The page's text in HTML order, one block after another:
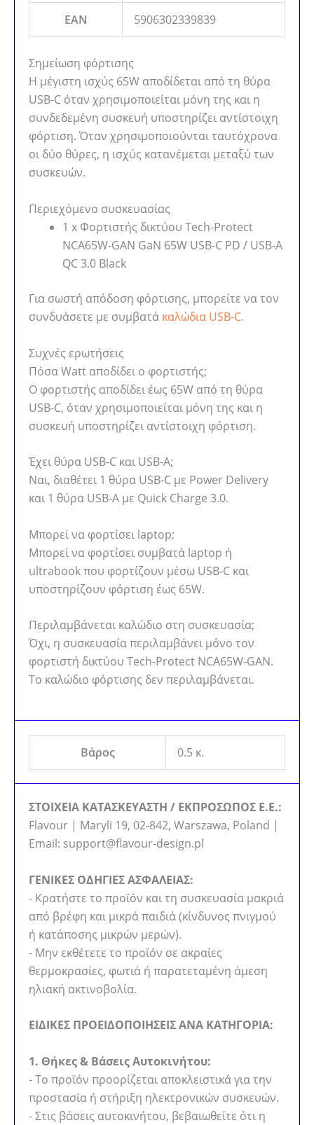
EAN 5906302339839
Σημείωση φόρτισης
Η μέγιστη ισχύς 65W αποδίδεται από τη θύρα
USB-C όταν χρησιμοποιείται μόνη της και η
συνδεδεμένη συσκευή υποστηρίζει αντίστοιχη
φόρτιση. Όταν χρησιμοποιούνται ταυτόχρονα
οι δύο θύρες, η ισχύς κατανέμεται μεταξύ των
συσκευών.
Περιεχόμενο συσκευασίας
1 x Φορτιστής δικτύου Tech-Protect
NCA65W-GAN GaN 65W USB-C PD / USB-A
QC 3.0 Black
Για σωστή απόδοση φόρτισης, μπορείτε να τον
συνδυάσετε με συμβατά καλώδια USB-C.
Συχνές ερωτήσεις
Πόσα Watt αποδίδει ο φορτιστής;
Ο φορτιστής αποδίδει έως 65W από τη θύρα
USB-C, όταν χρησιμοποιείται μόνη της και η
συσκευή υποστηρίζει αντίστοιχη φόρτιση.
Έχει θύρα USB-C και USB-A;
Ναι, διαθέτει 1 θύρα USB-C με Power Delivery
και 1 θύρα USB-A με Quick Charge 3.0.
Μπορεί να φορτίσει laptop;
Μπορεί να φορτίσει συμβατά laptop ή
ultrabook που φορτίζουν μέσω USB-C και
υποστηρίζουν φόρτιση έως 65W.
Περιλαμβάνεται καλώδιο στη συσκευασία;
Όχι, η συσκευασία περιλαμβάνει μόνο τον
φορτιστή δικτύου Tech-Protect NCA65W-GAN.
Το καλώδιο φόρτισης δεν περιλαμβάνεται.
Βάρος 0.5 κ.
ΣΤΟΙΧΕΙΑ ΚΑΤΑΣΚΕΥΑΣΤΗ / ΕΚΠΡΟΣΩΠΟΣ Ε.Ε.:
Flavour | Maryli 19, 02-842, Warszawa, Poland |
Email: support@flavour-design.pl
ΓΕΝΙΚΕΣ ΟΔΗΓΙΕΣ ΑΣΦΑΛΕΙΑΣ:
- Κρατήστε το προϊόν και τη συσκευασία μακριά
από βρέφη και μικρά παιδιά (κίνδυνος πνιγμού
ή κατάποσης μικρών μερών).
- Μην εκθέτετε το προϊόν σε ακραίες
θερμοκρασίες, φωτιά ή παρατεταμένη άμεση
ηλιακή ακτινοβολία.
ΕΙΔΙΚΕΣ ΠΡΟΕΙΔΟΠΟΙΗΣΕΙΣ ΑΝΑ ΚΑΤΗΓΟΡΙΑ:
1. Θήκες & Βάσεις Αυτοκινήτου:
- Το προϊόν προορίζεται αποκλειστικά για την
προστασία ή στήριξη ηλεκτρονικών συσκευών.
- Στις βάσεις αυτοκινήτου, βεβαιωθείτε ότι η